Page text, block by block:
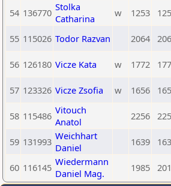
54 136770 Stolka
Catharina
w 1253
55 115026 Todor Razvan 2064
56 126180 Vicze Kata w 1772
57 123326 Vicze Zsofia w 1656
58 115486 Vitouch
Anatol
2256
59 131993 Weichhart
Daniel
1639
60 116145 Wiedermann
Daniel Mag.
1985